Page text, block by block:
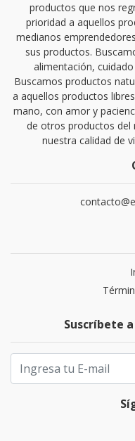
productos que nos
prioridad a aquellos
medianos
sus productos.
alimentación,
Buscamos productos
a aquellos productos
mano, con amor y
de otros productos del
nuestra calidad de
Suscríbete